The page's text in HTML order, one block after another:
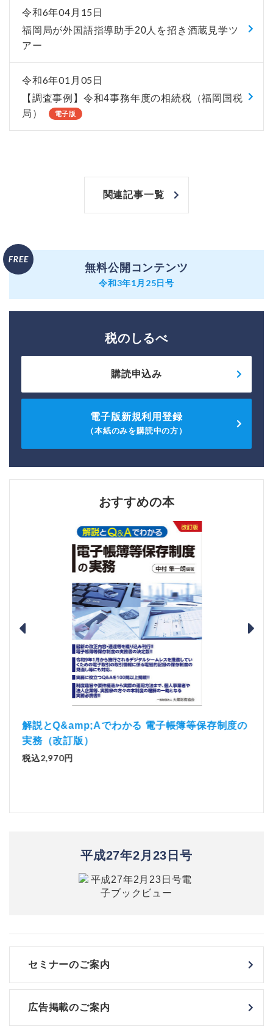
令和6年04月15日
福岡局が外国語指導助手20人を招き酒蔵見学ツ
アー
令和6年01月05日
【調査事例】令和4事務年度の相続税（福岡国税
局）
電子版
関連記事一覧
無料公開コンテンツ
令和3年1月25日号
税のしるべ
購読申込み
電子版新規利用登録
（本紙のみを購読中の方）
おすすめの本
解説とQ&amp;Aでわかる 電子帳簿等保存制度の
実務（改訂版）
税込2,970円
平成27年2月23日号
セミナーのご案内
広告掲載のご案内